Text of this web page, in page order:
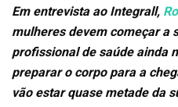
Em entrevista ao Integrall,
mulheres devem começar a
profissional de saúde ainda
preparar o corpo para a
vão estar quase metade da